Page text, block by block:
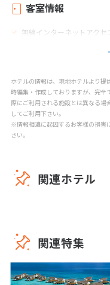
客室情報
無線インターネットアクセ
ホテルの情報は、現地ホテルより
時編集・作成しておりますが、完全
際にご利用される施設とは異なる
してご利用下さい。
※情報相違に起因するお客様の損害
さい。
関連ホテル
関連特集